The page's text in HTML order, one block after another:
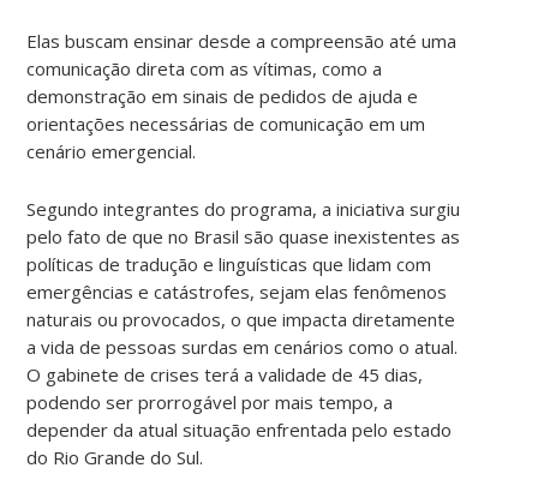
Elas buscam ensinar desde a compreensão até uma
comunicação direta com as vítimas, como a
demonstração em sinais de pedidos de ajuda e
orientações necessárias de comunicação em um
cenário emergencial.
Segundo integrantes do programa, a iniciativa surgiu
pelo fato de que no Brasil são quase inexistentes as
políticas de tradução e linguísticas que lidam com
emergências e catástrofes, sejam elas fenômenos
naturais ou provocados, o que impacta diretamente
a vida de pessoas surdas em cenários como o atual.
O gabinete de crises terá a validade de 45 dias,
podendo ser prorrogável por mais tempo, a
depender da atual situação enfrentada pelo estado
do Rio Grande do Sul.